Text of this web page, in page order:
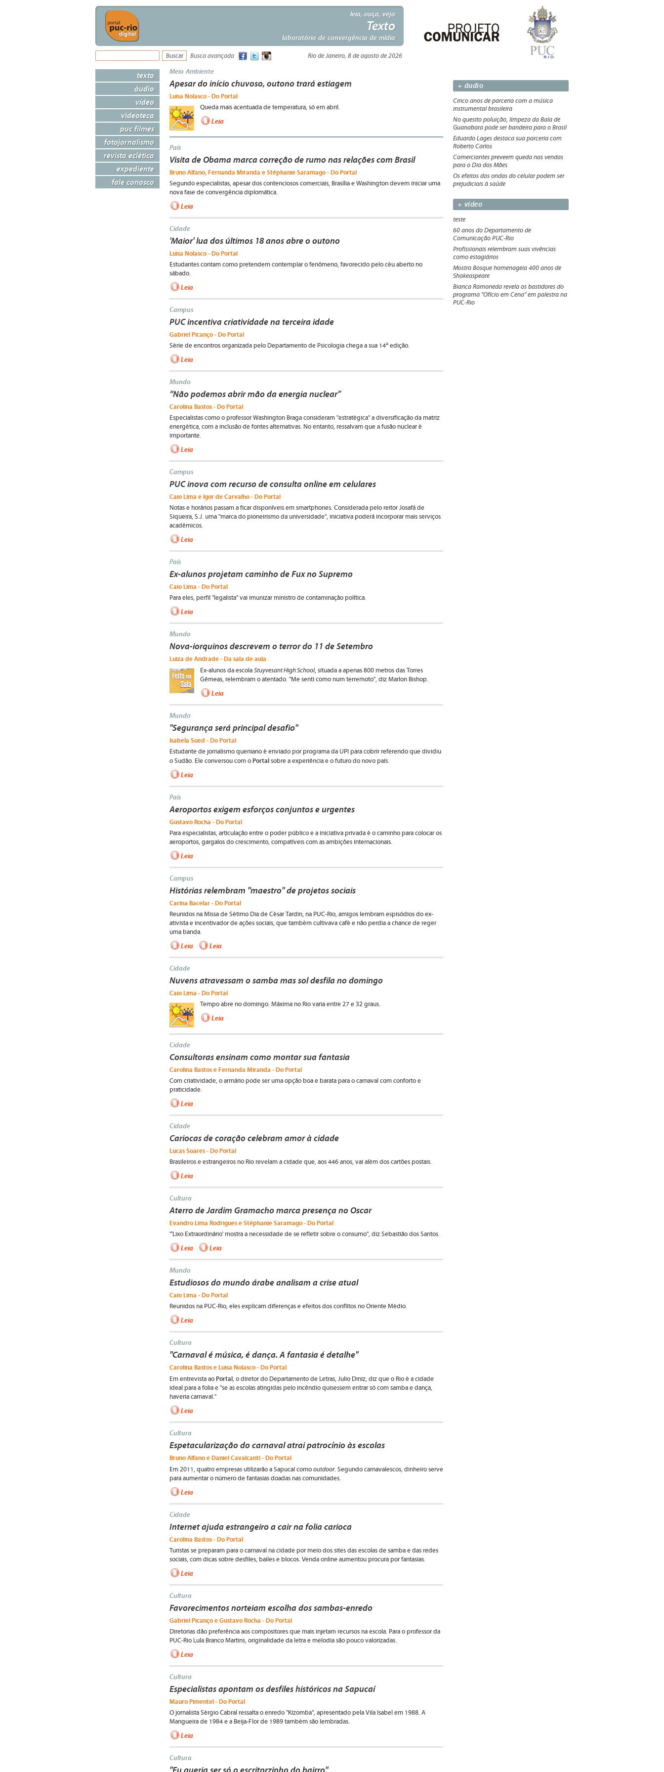
leia, ouça, veja
Texto
laboratório de convergência de mídia
Busca avançada Rio de Janeiro, 8 de agosto de 2026
texto
áudio
vídeo
videoteca
puc filmes
fotojornalismo
revista eclética
expediente
fale conosco
Meio Ambiente
Apesar do início chuvoso, outono trará estiagem
Luisa Nolasco - Do Portal
Queda mais acentuada de temperatura, só em abril.
Leia
País
Visita de Obama marca correção de rumo nas relações com Brasil
Bruno Alfano, Fernanda Miranda e Stéphanie Saramago - Do Portal
Segundo especialistas, apesar dos contenciosos comerciais, Brasília e Washington devem iniciar uma
nova fase de convergência diplomática.
Leia
Cidade
'Maior' lua dos últimos 18 anos abre o outono
Luisa Nolasco - Do Portal
Estudantes contam como pretendem contemplar o fenômeno, favorecido pelo céu aberto no
sábado.
Leia
Campus
PUC incentiva criatividade na terceira idade
Gabriel Picanço - Do Portal
Série de encontros organizada pelo Departamento de Psicologia chega a sua 14ª edição.
Leia
Mundo
“Não podemos abrir mão da energia nuclear”
Carolina Bastos - Do Portal
Especialistas como o professor Washington Braga consideram "estratégica" a diversificação da matriz
energética, com a inclusão de fontes alternativas. No entanto, ressalvam que a fusão nuclear é
importante.
Leia
Campus
PUC inova com recurso de consulta online em celulares
Caio Lima e Igor de Carvalho - Do Portal
Notas e horários passam a ficar disponíveis em smartphones. Considerada pelo reitor Josafá de
Siqueira, S.J. uma "marca do pioneirismo da universidade", iniciativa poderá incorporar mais serviços
acadêmicos.
Leia
País
Ex-alunos projetam caminho de Fux no Supremo
Caio Lima - Do Portal
Para eles, perfil "legalista" vai imunizar ministro de contaminação política.
Leia
Mundo
Nova-iorquinos descrevem o terror do 11 de Setembro
Luiza de Andrade - Da sala de aula
Ex-alunos da escola Stuyvesant High School, situada a apenas 800 metros das Torres
Gêmeas, relembram o atentado. "Me senti como num terremoto", diz Marlon Bishop.
Leia
Mundo
"Segurança será principal desafio"
Isabela Sued - Do Portal
Estudante de jornalismo queniano é enviado por programa da UPI para cobrir referendo que dividiu
o Sudão. Ele conversou com o Portal sobre a experiência e o futuro do novo país.
Leia
País
Aeroportos exigem esforços conjuntos e urgentes
Gustavo Rocha - Do Portal
Para especialistas, articulação entre o poder público e a iniciativa privada é o caminho para colocar os
aeroportos, gargalos do crescimento, compatíveis com as ambições internacionais.
Leia
Campus
Histórias relembram "maestro" de projetos sociais
Carina Bacelar - Do Portal
Reunidos na Missa de Sétimo Dia de César Tardin, na PUC-Rio, amigos lembram espisódios do ex-
ativista e incentivador de ações sociais, que também cultivava café e não perdia a chance de reger
uma banda.
Leia Leia
Cidade
Nuvens atravessam o samba mas sol desfila no domingo
Caio Lima - Do Portal
Tempo abre no domingo. Máxima no Rio varia entre 27 e 32 graus.
Leia
Cidade
Consultoras ensinam como montar sua fantasia
Carolina Bastos e Fernanda Miranda - Do Portal
Com criatividade, o armário pode ser uma opção boa e barata para o carnaval com conforto e
praticidade.
Leia
Cidade
Cariocas de coração celebram amor à cidade
Lucas Soares - Do Portal
Brasileiros e estrangeiros no Rio revelam a cidade que, aos 446 anos, vai além dos cartões postais.
Leia
Cultura
Aterro de Jardim Gramacho marca presença no Oscar
Evandro Lima Rodrigues e Stéphanie Saramago - Do Portal
"'Lixo Extraordinário' mostra a necessidade de se refletir sobre o consumo", diz Sebastião dos Santos.
Leia Leia
Mundo
Estudiosos do mundo árabe analisam a crise atual
Caio Lima - Do Portal
Reunidos na PUC-Rio, eles explicam diferenças e efeitos dos conflitos no Oriente Médio.
Leia
Cultura
"Carnaval é música, é dança. A fantasia é detalhe"
Carolina Bastos e Luisa Nolasco - Do Portal
Em entrevista ao Portal, o diretor do Departamento de Letras, Julio Diniz, diz que o Rio é a cidade
ideal para a folia e "se as escolas atingidas pelo incêndio quisessem entrar só com samba e dança,
haveria carnaval."
Leia
Cultura
Espetacularização do carnaval atrai patrocínio às escolas
Bruno Alfano e Daniel Cavalcanti - Do Portal
Em 2011, quatro empresas utilizarão a Sapucaí como outdoor. Segundo carnavalescos, dinheiro serve
para aumentar o número de fantasias doadas nas comunidades.
Leia
Cidade
Internet ajuda estrangeiro a cair na folia carioca
Carolina Bastos - Do Portal
Turistas se preparam para o carnaval na cidade por meio dos sites das escolas de samba e das redes
sociais, com dicas sobre desfiles, bailes e blocos. Venda online aumentou procura por fantasias.
Leia
Cultura
Favorecimentos norteiam escolha dos sambas-enredo
Gabriel Picanço e Gustavo Rocha - Do Portal
Diretorias dão preferência aos compositores que mais injetam recursos na escola. Para o professor da
PUC-Rio Lula Branco Martins, originalidade da letra e melodia são pouco valorizadas.
Leia
Cultura
Especialistas apontam os desfiles históricos na Sapucaí
Mauro Pimentel - Do Portal
O jornalista Sérgio Cabral ressalta o enredo "Kizomba", apresentado pela Vila Isabel em 1988. A
Mangueira de 1984 e a Beija-Flor de 1989 também são lembradas.
Leia
Cultura
+ áudio
Cinco anos de parceria com a música
instrumental brasileira
No quesito poluição, limpeza da Baía de
Guanabara pode ser bandeira para o Brasil
Eduardo Lages destaca sua parceria com
Roberto Carlos
Comerciantes preveem queda nas vendas
para o Dia das Mães
Os efeitos das ondas do celular podem ser
prejudiciais à saúde
+ vídeo
teste
60 anos do Departamento de
Comunicação PUC-Rio
Profissionais relembram suas vivências
como estagiários
Mostra Bosque homenageia 400 anos de
Shakeaspeare
Bianca Ramoneda revela os bastidores do
programa "Ofício em Cena" em palestra na
PUC-Rio